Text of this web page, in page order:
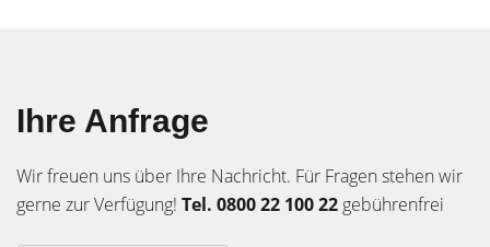
Ihre Anfrage
Wir freuen uns über Ihre Nachricht. Für Fragen stehen wir
gerne zur Verfügung! Tel. 0800 22 100 22 gebührenfrei